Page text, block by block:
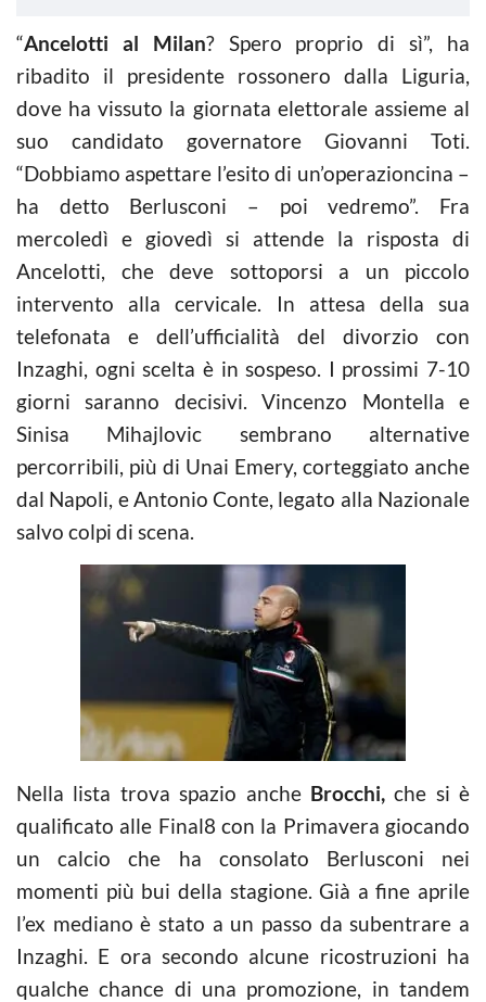
“Ancelotti al Milan? Spero proprio di sì”, ha
ribadito il presidente rossonero dalla Liguria,
dove ha vissuto la giornata elettorale assieme al
suo candidato governatore Giovanni Toti.
“Dobbiamo aspettare l’esito di un’operazioncina –
ha detto Berlusconi – poi vedremo”. Fra
mercoledì e giovedì si attende la risposta di
Ancelotti, che deve sottoporsi a un piccolo
intervento alla cervicale. In attesa della sua
telefonata e dell’ufficialità del divorzio con
Inzaghi, ogni scelta è in sospeso. I prossimi 7-10
giorni saranno decisivi. Vincenzo Montella e
Sinisa Mihajlovic sembrano alternative
percorribili, più di Unai Emery, corteggiato anche
dal Napoli, e Antonio Conte, legato alla Nazionale
salvo colpi di scena.
Nella lista trova spazio anche Brocchi,che si è
qualificato alle Final8 con la Primavera giocando
uncalcio che ha consolato Berlusconi nei
momenti più bui della stagione. Già a fine aprile
l’ex mediano è stato a un passo da subentrare a
Inzaghi. E ora secondo alcune ricostruzioni ha
qualche chance di una promozione, in tandem